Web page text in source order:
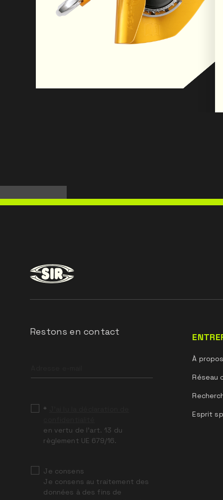
Restons en contact
field
*
en vertu de l’art. 13 du
règlement UE 679/16.
Je consens
Je consens au traitement des
données à des fins de
À
Réseau
Esprit